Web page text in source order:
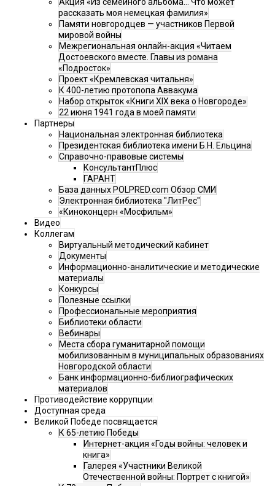
Акция «Из семейного альбома... Что может
рассказать моя немецкая фамилия»
Памяти новгородцев — участников Первой
мировой войны
Межрегиональная онлайн-акция «Читаем
Достоевского вместе. Главы из романа
«Подросток»
Проект «Кремлевская читальня»
К 400-летию протопопа Аввакума
Набор открыток «Книги XIX века о Новгороде»
22 июня 1941 года в моей памяти
Партнеры
Национальная электронная библиотека
Президентская библиотека имени Б.Н. Ельцина
Справочно-правовые системы
КонсультантПлюс
ГАРАНТ
База данных POLPRED.com Обзор СМИ
Электронная библиотека "ЛитРес"
«Киноконцерн «Мосфильм»
Видео
Коллегам
Виртуальный методический кабинет
Документы
Информационно-аналитические и методические
материалы
Конкурсы
Полезные ссылки
Профессиональные мероприятия
Библиотеки области
Вебинары
Места сбора гуманитарной помощи
мобилизованным в муниципальных образованиях
Новгородской области
Банк информационно-библиографических
материалов
Противодействие коррупции
Доступная среда
Великой Победе посвящается
К 65-летию Победы
Интернет-акция «Годы войны: человек и
книга»
Галерея «Участники Великой
Отечественной войны: Портрет с книгой»